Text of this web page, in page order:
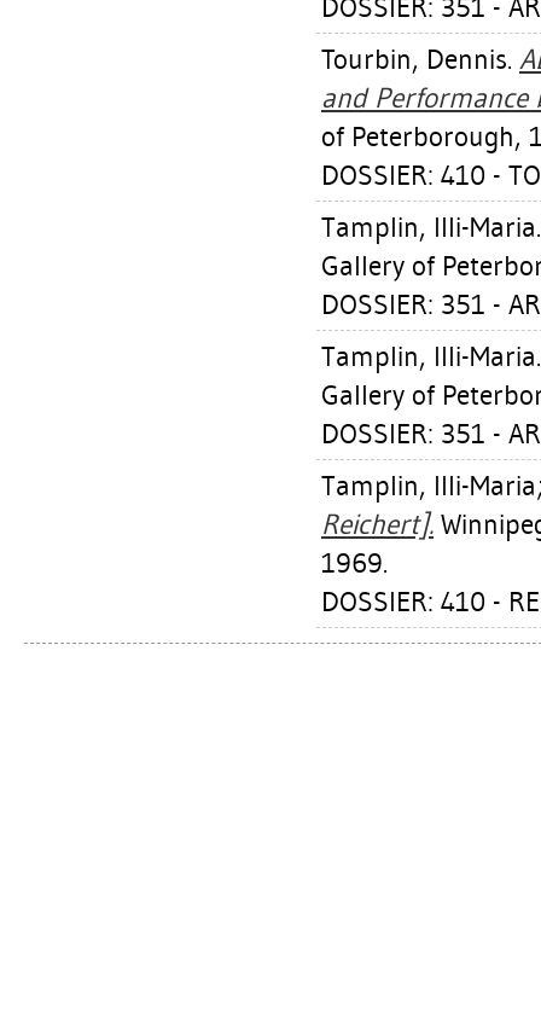
DOSSIER: 351 -
Tourbin, Dennis.
and Performance
of Peterborough,
DOSSIER: 410 -
Tamplin, Illi-Maria
Gallery of
DOSSIER: 351 -
Tamplin, Illi-Maria
Gallery of
DOSSIER: 351 -
Tamplin, Illi-Maria
Reichert].
1969.
DOSSIER: 410 -